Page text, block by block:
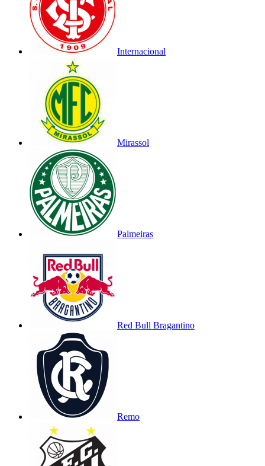
Internacional
Mirassol
Palmeiras
Red Bull Bragantino
Remo